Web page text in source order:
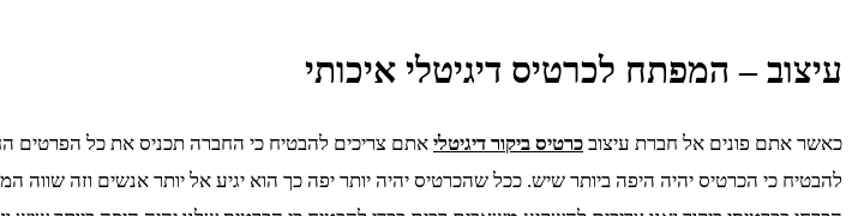
עיצוב – המפתח לכרטיס דיגיטלי איכותי
כאשר אתם פונים אל חברת עיצוב כרטיס ביקור דיגיטלי אתם צריכים להבטיח כי החברה תכניס את כל הפרטים
להבטיח כי הכרטיס יהיה היפה ביותר שיש. ככל שהכרטיס יהיה יותר יפה כך הוא יגיע אל יותר אנשים וזה שווה